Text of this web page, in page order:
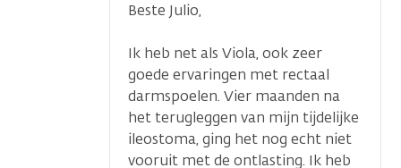
Beste Julio,
Ik heb net als Viola, ook zeer
goede ervaringen met rectaal
darmspoelen. Vier maanden na
het terugleggen van mijn tijdelijke
ileostoma, ging het nog echt niet
vooruit met de ontlasting. Ik heb